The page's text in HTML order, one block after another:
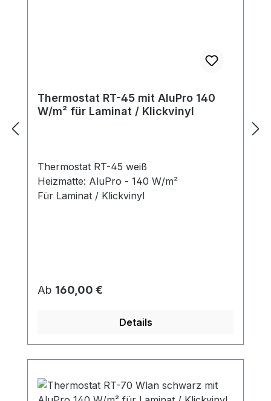
Thermostat RT-45 mit AluPro 140
W/m² für Laminat / Klickvinyl
Thermostat RT-45 weiß
Heizmatte: AluPro - 140 W/m²
Für Laminat / Klickvinyl
Regulärer Preis:
Ab 160,00 €
Details